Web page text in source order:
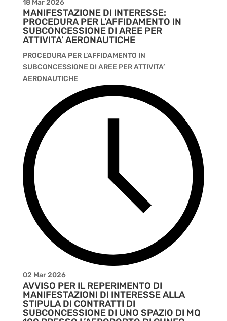
18 Mar 2026
MANIFESTAZIONE DI INTERESSE:
PROCEDURA PER L’AFFIDAMENTO IN
SUBCONCESSIONE DI AREE PER
ATTIVITA’ AERONAUTICHE
PROCEDURA PER L’AFFIDAMENTO IN
SUBCONCESSIONE DI AREE PER ATTIVITA’
AERONAUTICHE
02 Mar 2026
AVVISO PER IL REPERIMENTO DI
MANIFESTAZIONI DI INTERESSE ALLA
STIPULA DI CONTRATTI DI
SUBCONCESSIONE DI UNO SPAZIO DI MQ